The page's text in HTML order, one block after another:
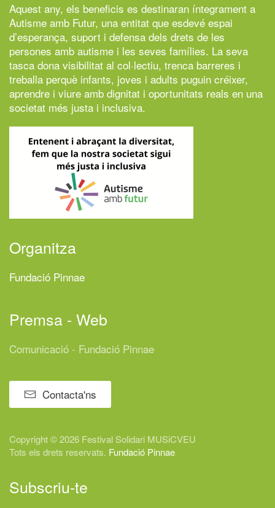
Aquest any, els beneficis es destinaran íntegrament a
Autisme amb Futur, una entitat que esdevé espai
d’esperança, suport i defensa dels drets de les
persones amb autisme i les seves famílies. La seva
tasca dona visibilitat al col·lectiu, trenca barreres i
treballa perquè infants, joves i adults puguin créixer,
aprendre i viure amb dignitat i oportunitats reals en una
societat més justa i inclusiva.
Organitza
Fundació Pinnae
Premsa - Web
Comunicació - Fundació Pinnae
Contacta'ns
Copyright © 2026 Festival Solidari MUSiCVEU
Tots els drets reservats. Fundació Pinnae
Subscriu-te